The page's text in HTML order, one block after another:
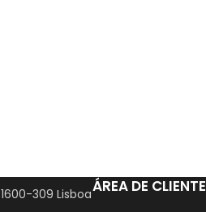
309 LisboaÁREA DE CLIENTE